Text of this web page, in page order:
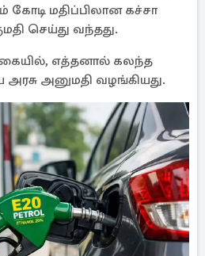
கோடி மதிப்பிலான கச்சா
செய்து வந்தது.
எத்தனால் கலந்த
அரசு அனுமதி வழங்கியது.